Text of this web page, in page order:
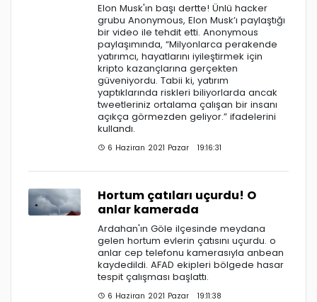
Elon Musk'ın başı dertte! Ünlü hacker
grubu Anonymous, Elon Musk’ı paylaştığı
bir video ile tehdit etti. Anonymous
paylaşımında, “Milyonlarca perakende
yatırımcı, hayatlarını iyileştirmek için
kripto kazançlarına gerçekten
güveniyordu. Tabii ki, yatırım
yaptıklarında riskleri biliyorlarda ancak
tweetleriniz ortalama çalışan bir insanı
açıkça görmezden geliyor.” ifadelerini
kullandı.
6 Haziran 2021 Pazar 19:16:31
Hortum çatıları uçurdu! O
anlar kamerada
Ardahan'ın Göle ilçesinde meydana
gelen hortum evlerin çatısını uçurdu. o
anlar cep telefonu kamerasıyla anbean
kaydedildi. AFAD ekipleri bölgede hasar
tespit çalışması başlattı.
6 Haziran 2021 Pazar 19:11:38